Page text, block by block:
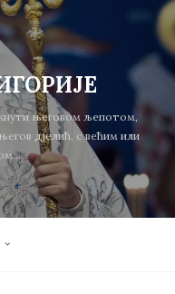
његовом љепотом,
дјелић, с већим или